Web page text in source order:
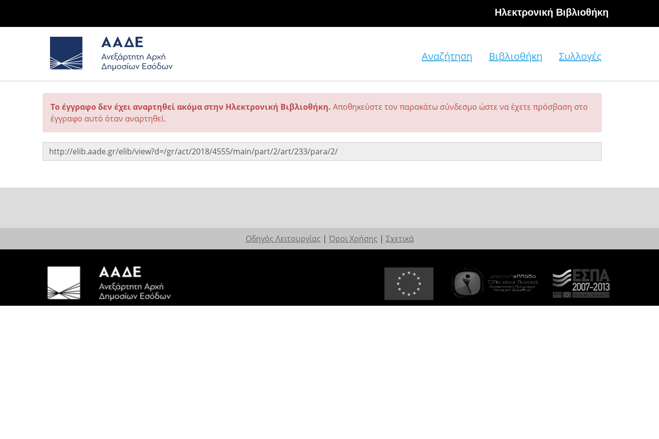
Hλεκτρονική Βιβλιοθήκη
Αναζήτηση Βιβλιοθήκη Συλλογές
Το έγγραφο δεν έχει αναρτηθεί ακόμα στην Ηλεκτρονική Βιβλιοθήκη. Αποθηκεύστε τον παρακάτω σύνδεσμο ώστε να έχετε πρόσβαση στο
έγγραφο αυτό όταν αναρτηθεί.
Οδηγός Λειτουργίας | Όροι Χρήσης | Σχετικά